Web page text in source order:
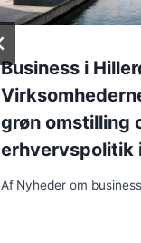
Business i
grøn omstilling
erhvervspolitik
Af Nyheder om business